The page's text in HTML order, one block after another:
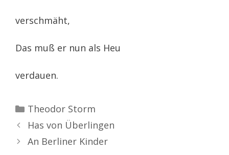
verschmäht,
Das muß er nun als Heu
verdauen.
Kategorien
Theodor Storm
Has von Überlingen
An Berliner Kinder